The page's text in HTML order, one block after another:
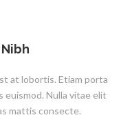
at lobortis. Etiam porta
euismod. Nulla vitae elit
mattis consecte.